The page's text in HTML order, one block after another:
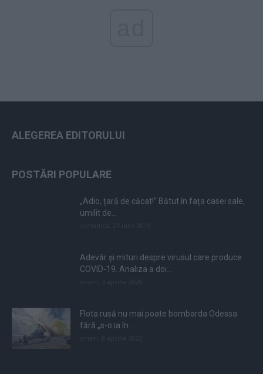
ALEGEREA EDITORULUI
POSTĂRI POPULARE
„Adio, țară de căcat!” Bătut în fața casei sale,
umilit de...
Adevăr și mituri despre virusul care produce
COVID-19. Analiza a doi...
Flota rusă nu mai poate bombarda Odessa
fără „s-o ia în...